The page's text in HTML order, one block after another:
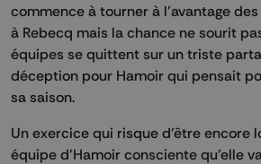
commence à tourner à l’avantage
à Rebecq mais la chance ne sourit
équipes se quittent sur un triste
déception pour Hamoir qui pensait
sa saison.
Un exercice qui risque d’être encore
équipe d’Hamoir consciente qu’elle